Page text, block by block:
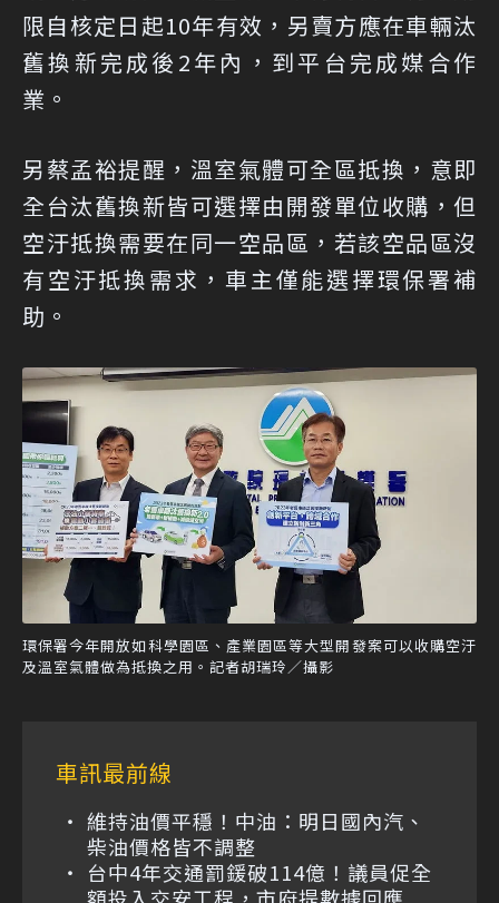
限自核定日起10年有效，另賣方應在車輛汰
舊換新完成後2年內，到平台完成媒合作
業。
另蔡孟裕提醒，溫室氣體可全區抵換，意即
全台汰舊換新皆可選擇由開發單位收購，但
空汙抵換需要在同一空品區，若該空品區沒
有空汙抵換需求，車主僅能選擇環保署補
助。
環保署今年開放如科學園區、產業園區等大型開發案可以收購空汙
及溫室氣體做為抵換之用。記者胡瑞玲／攝影
車訊最前線
維持油價平穩！中油：明日國內汽、
柴油價格皆不調整
台中4年交通罰鍰破114億！議員促全
額投入交安工程，市府提數據回應